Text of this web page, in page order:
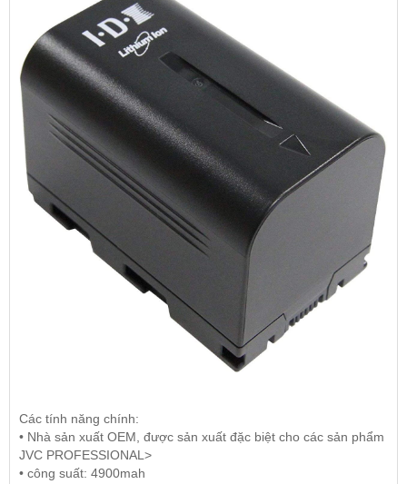
Các tính năng chính:
• Nhà sản xuất OEM, được sản xuất đặc biệt cho các sản phẩm
JVC PROFESSIONAL>
• công suất: 4900mah